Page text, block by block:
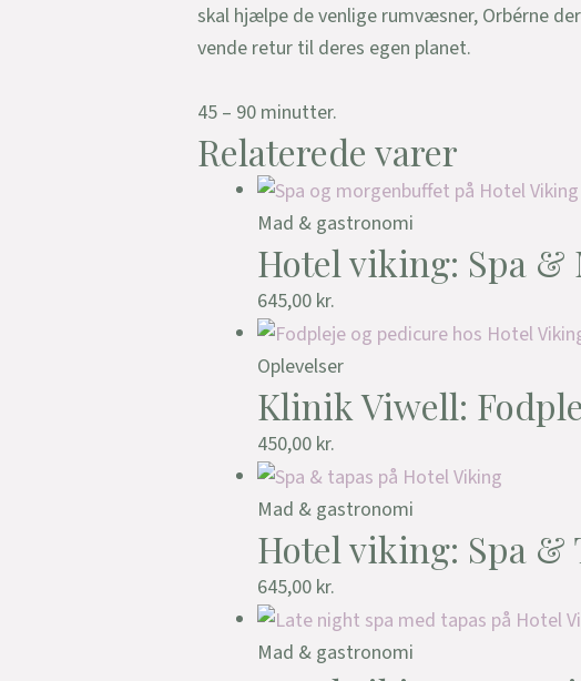
skal hjælpe de venlige rumvæsner, Orbérne
vende retur til deres egen planet.
45 – 90 minutter.
Relaterede varer
Mad & gastronomi
Hotel viking: Spa &
645,00 kr.
Oplevelser
Klinik Viwell:
450,00 kr.
Mad & gastronomi
Hotel viking: Spa &
645,00 kr.
Mad & gastronomi